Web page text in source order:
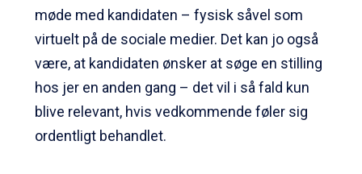
møde med kandidaten – fysisk såvel som
virtuelt på de sociale medier. Det kan jo også
være, at kandidaten ønsker at søge en stilling
hos jer en anden gang – det vil i så fald kun
blive relevant, hvis vedkommende føler sig
ordentligt behandlet.